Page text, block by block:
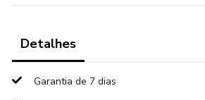
Detalhes
Garantia de 7 dias